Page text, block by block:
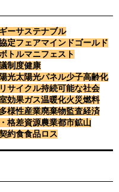
ーサステナブル
定フェアマインドゴールド
トルマニフェスト
制度健康
光太陽光パネル少子高齢化
サイクル持続可能な社会
効果ガス温暖化火災燃料
様性産業廃棄物監査経済
格差資源農業都市鉱山
約食食品ロス